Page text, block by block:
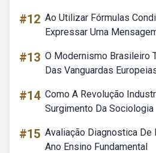
#12 Ao Utilizar Fórmulas
Expressar Uma
#13 O Modernismo Brasileiro
Das Vanguardas
#14 Como A Revolução
Surgimento Da Sociologia
#15 Avaliação Diagnostica De
Ano Ensino Fundamental